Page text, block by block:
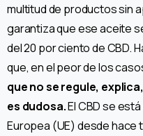
multitud de productos sin
garantiza que ese aceite
del 20 por ciento de CBD.
que, en el peor de los
que no se regule,
es dudosa.El CBD se
Europea (UE) desde